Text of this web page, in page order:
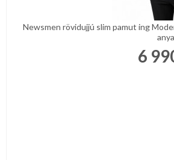
Newsmen rövidujjú slim pamut ing
6